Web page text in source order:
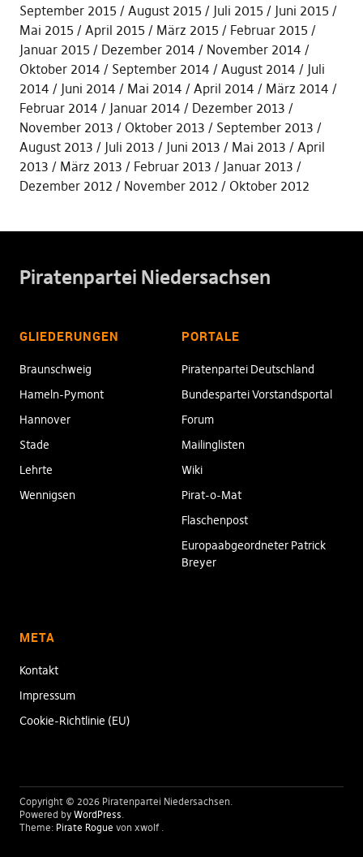
September 2015
August 2015 Juli 2015
Juni 2015
Mai 2015
April 2015 März 2015
Februar 2015
Januar 2015
Dezember 2014
November 2014
Oktober 2014
September 2014 August 2014
Juli
2014
Juni 2014 Mai 2014 April 2014
März 2014
Februar 2014
Januar 2014
Dezember 2013
November 2013
Oktober 2013
September 2013
August 2013
Juli 2013 Juni 2013 Mai 2013
April
2013
März 2013 Februar 2013
Januar 2013
Dezember 2012
November 2012 Oktober 2012
Piratenpartei Niedersachsen
GLIEDERUNGEN
Braunschweig
Hameln-Pymont
Hannover
Stade
Lehrte
Wennigsen
PORTALE
Piratenpartei Deutschland
Bundespartei Vorstandsportal
Forum
Mailinglisten
Wiki
Pirat-o-Mat
Flaschenpost
Europaabgeordneter Patrick
Breyer
META
Kontakt
Impressum
Cookie-Richtlinie (EU)
Copyright © 2026 Piratenpartei Niedersachsen
Powered by WordPress
Theme: Pirate Rogue von xwolf